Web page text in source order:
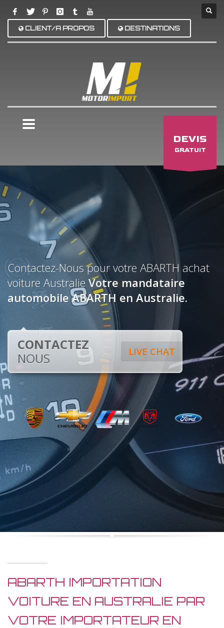
CLIENT/A PROPOS DESTINATIONS
DEVIS
GRATUIT
Contactez-Nous pour votre ABARTH achat
voiture Australie Votre mandataire
automobile ABARTH en Australie.
LIVE CHAT
CONTACTEZ
NOUS
ABARTH IMPORTATION
VOITURE EN AUSTRALIE PAR
VOTRE IMPORTATEUR EN